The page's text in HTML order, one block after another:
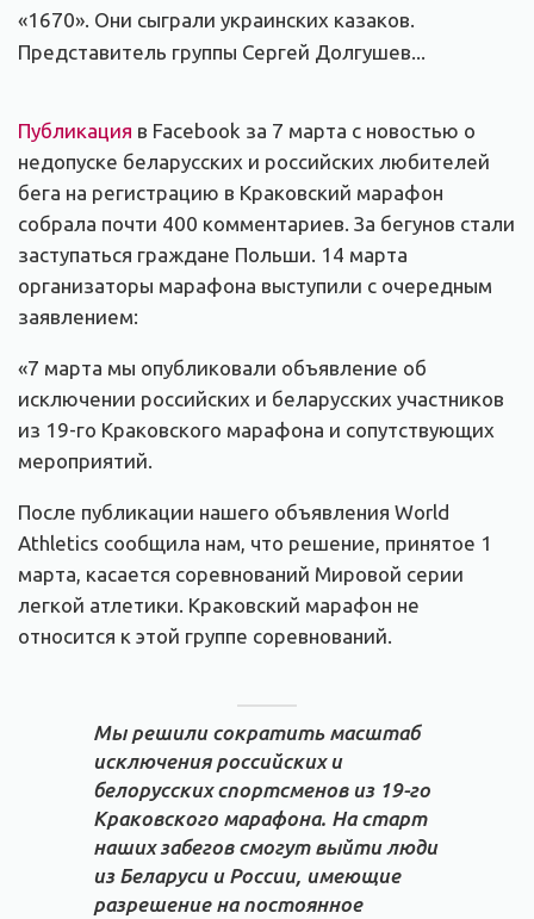
«1670». Они сыграли украинских казаков.
Представитель группы Сергей Долгушев...
Публикация в Facebook за 7 марта с новостью о
недопуске беларусских и российских любителей
бега на регистрацию в Краковский марафон
собрала почти 400 комментариев. За бегунов стали
заступаться граждане Польши. 14 марта
организаторы марафона выступили с очередным
заявлением:
«7 марта мы опубликовали объявление об
исключении российских и беларусских участников
из 19-го Краковского марафона и сопутствующих
мероприятий.
После публикации нашего объявления World
Athletics сообщила нам, что решение, принятое 1
марта, касается соревнований Мировой серии
легкой атлетики. Краковский марафон не
относится к этой группе соревнований.
Мы решили сократить масштаб
исключения российских и
белорусских спортсменов из 19-го
Краковского марафона. На старт
наших забегов смогут выйти люди
из Беларуси и России, имеющие
разрешение на постоянное